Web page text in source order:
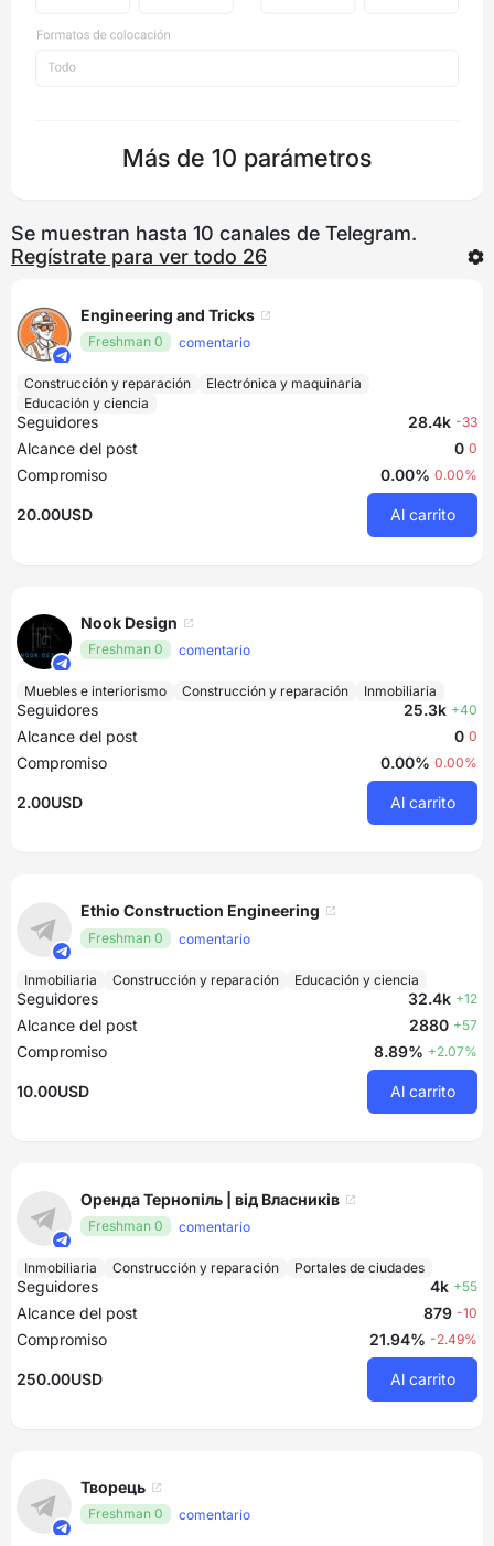
Más de 10 parámetros
Se muestran hasta 10 canales de Telegram.
Regístrate para ver todo 26
Engineering and Tricks
Freshman 0 comentario
Construcción y reparación
Electrónica y maquinaria
Educación y ciencia
Seguidores 28.4k -33
Alcance del post 0 0
Compromiso 0.00% 0.00%
20.00USD Al carrito
Nook Design
Freshman 0 comentario
Muebles e interiorismo Construcción y reparación Inmobiliaria
Seguidores 25.3k +40
Alcance del post 0 0
Compromiso 0.00% 0.00%
2.00USD Al carrito
Ethio Construction Engineering
Freshman 0 comentario
Inmobiliaria Construcción y reparación Educación y ciencia
Seguidores 32.4k +12
Alcance del post 2880 +57
Compromiso 8.89% +2.07%
10.00USD Al carrito
Оренда Тернопіль | від Власників
Freshman 0 comentario
Inmobiliaria Construcción y reparación Portales de ciudades
Seguidores 4k +55
Alcance del post 879 -10
Compromiso 21.94% -2.49%
250.00USD Al carrito
Творець
Freshman 0 comentario